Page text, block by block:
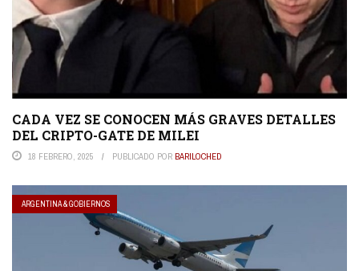
CADA VEZ SE CONOCEN MÁS GRAVES DETALLES
DEL CRIPTO-GATE DE MILEI
18 FEBRERO, 2025 PUBLICADO POR BARILOCHED
ARGENTINA & GOBIERNOS